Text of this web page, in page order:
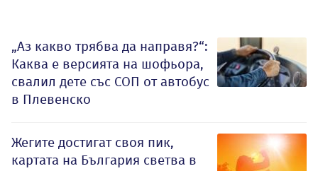
„Аз какво трябва да направя?“:
Каква е версията на шофьора,
свалил дете със СОП от автобус
в Плевенско
Жегите достигат своя пик,
картата на България светва в